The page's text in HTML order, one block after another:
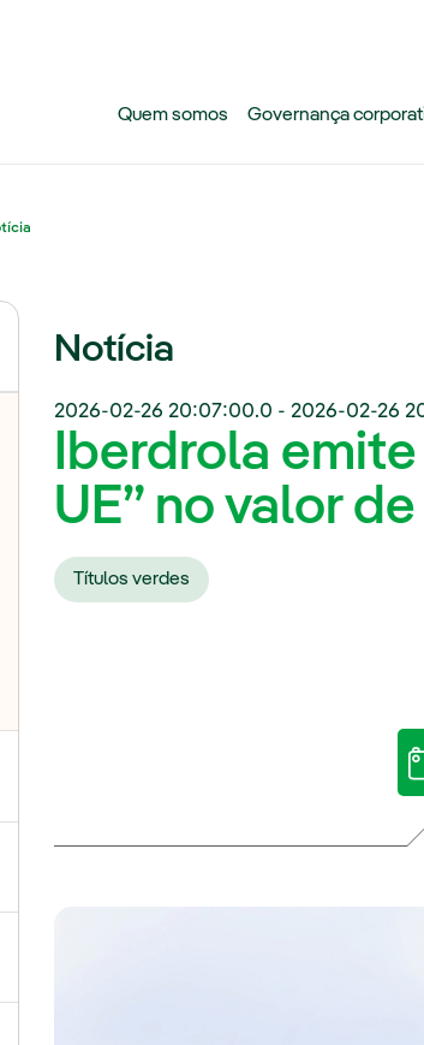
Quem somos Governança
submenu de Nossas vozes
submenu de Multimídia
Notícia
2026-02-26 20:07:00.0 - 2026-02-26
Iberdrola
UE” no valor
Títulos verdes